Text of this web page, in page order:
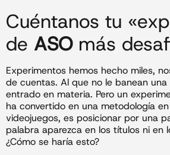
Cuéntanos tu
de ASOmás
Experimentos hemos hecho miles,
de cuentas. Al que no le banean
entrado en materia. Pero un
ha convertido en una metodología
videojuegos, es posicionar por una
palabra aparezca en los títulos ni en
¿Cómo se haría esto?